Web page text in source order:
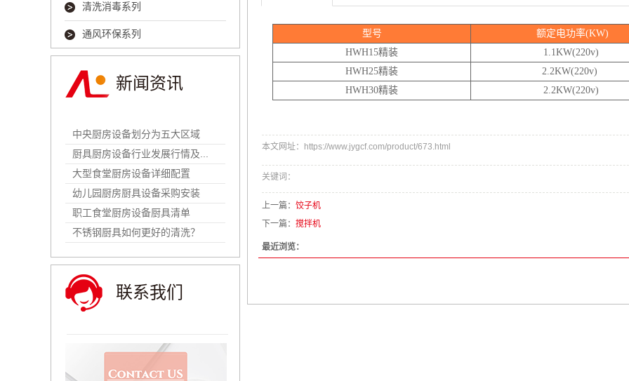
清洗消毒系列
通风环保系列
新闻资讯
中央厨房设备划分为五大区域
厨具厨房设备行业发展行情及...
大型食堂厨房设备详细配置
幼儿园厨房厨具设备采购安装
职工食堂厨房设备厨具清单
不锈钢厨具如何更好的清洗？
联系我们
型号 额定电功率(KW)
HWH15精装
1.1KW(220v)
HWH25精装
2.2KW(220v)
HWH30精装
2.2KW(220v)
本文网址：https://www.jygcf.com/product/673.html
关键词：
上一篇： 饺子机
下一篇： 搅拌机
最近浏览：